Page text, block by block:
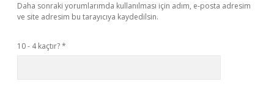
Daha sonraki yorumlarımda kullanılması için adım, e-posta adresim
ve site adresim bu tarayıcıya kaydedilsin.
10 - 4 kaçtır?*